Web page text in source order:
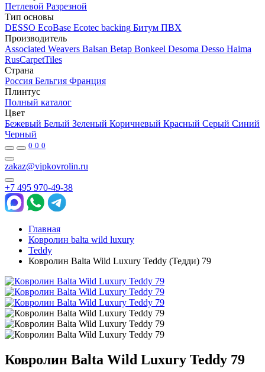
Петлевой Разрезной
Тип основы
DESSO EcoBase Ecotec backing Битум ПВХ
Производитель
Associated Weavers Balsan Betap Bonkeel Desoma Desso Haima
RusCarpetTiles
Страна
Россия Бельгия Франция
Плинтус
Полный каталог
Цвет
Бежевый Белый Зеленый Коричневый Красный Серый Синий
Черный
0 0 0
zakaz@vipkovrolin.ru
+7 495 970-49-38
Главная
Ковролин balta wild luxury
Teddy
Ковролин Balta Wild Luxury Teddy (Тедди) 79
Ковролин Balta Wild Luxury Teddy 79